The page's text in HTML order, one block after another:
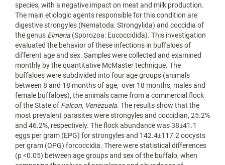
species, with a negative impact on meat and milk production.
The main etiologic agents responsible for this condition are
digestive strongyles (Nematoda: Strongylida) and coccidia of
the genus Eimeria (Sporozoa: Eucoccidida). This investigation
evaluated the behavior of these infections in buffaloes of
different age and sex. Samples were collected and examined
monthly by the quantitative McMaster technique. The
buffaloes were subdivided into four age groups (animals
between 8 and 18 months of age, over 18 months, males and
female buffaloes), the animals came from a commercial flock
of the State of Falcon, Venezuela. The results show that the
most prevalent parasites were strongyles and coccidian, 25.2%
and 46.2%, respectively. The flock abundance was 38±41.1
eggs per gram (EPG) for strongyles and 142.4±117.2 oocysts
per gram (OPG) forcoccidia. There were statistical differences
(p <0.05) between age groups and sex of the buffalo, when